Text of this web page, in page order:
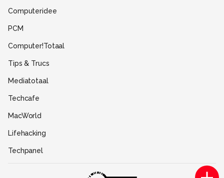
Computeridee
PCM
Computer!Totaal
Tips & Trucs
Mediatotaal
Techcafe
MacWorld
Lifehacking
Techpanel